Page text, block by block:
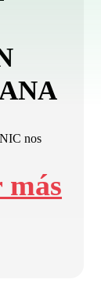
nos
más